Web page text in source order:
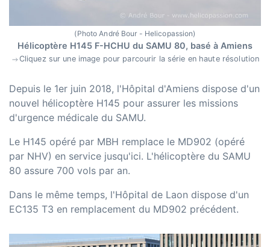
(Photo André Bour - Helicopassion)
Hélicoptère H145 F-HCHU du SAMU 80, basé à Amiens
Cliquez sur une image pour parcourir la série en haute résolution
Depuis le 1er juin 2018, l'Hôpital d'Amiens dispose d'un
nouvel hélicoptère H145 pour assurer les missions
d'urgence médicale du SAMU.
Le H145 opéré par MBH remplace le MD902 (opéré
par NHV) en service jusqu'ici. L'hélicoptère du SAMU
80 assure 700 vols par an.
Dans le même temps, l'Hôpital de Laon dispose d'un
EC135 T3 en remplacement du MD902 précédent.